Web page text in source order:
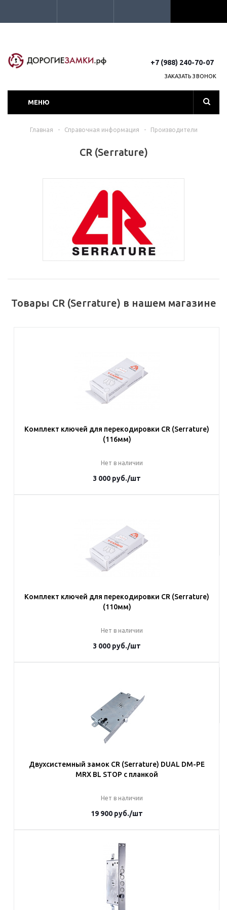
+7 (988) 240-70-07
ЗАКАЗАТЬ ЗВОНОК
МЕНЮ
Главная - Справочная информация - Производители
CR (Serrature)
Товары CR (Serrature) в нашем магазине
Комплект ключей для перекодировки CR (Serrature)
(116мм)
Нет в наличии
3 000 руб./шт
Наши менеджеры обязательно свяжутся с вами и уточнят условия
заказа
Комплект ключей для перекодировки CR (Serrature)
(110мм)
Нет в наличии
3 000 руб./шт
Наши менеджеры обязательно свяжутся с вами и уточнят условия
заказа
Двухсистемный замок CR (Serrature) DUAL DM-PE
MRX BL STOP c планкой
Нет в наличии
19 900 руб./шт
Наши менеджеры обязательно свяжутся с вами и уточнят условия
заказа